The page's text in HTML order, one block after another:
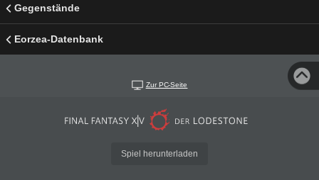
Gegenstände
Eorzea-Datenbank
Zur PC-Seite
Spiel herunterladen